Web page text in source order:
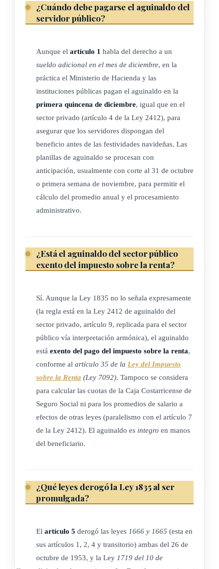
¿Cuándo debe pagarse el aguinaldo del
servidor público?
Aunque el artículo 1 habla del derecho a un
sueldo adicional en el mes de diciembre, en la
práctica el Ministerio de Hacienda y las
instituciones públicas pagan el aguinaldo en la
primera quincena de diciembre, igual que en el
sector privado (artículo 4 de la Ley 2412), para
asegurar que los servidores dispongan del
beneficio antes de las festividades navideñas. Las
planillas de aguinaldo se procesan con
anticipación, usualmente con corte al 31 de octubre
o primera semana de noviembre, para permitir el
cálculo del promedio anual y el procesamiento
administrativo.
¿Está el aguinaldo del sector público
exento del impuesto sobre la renta?
Sí. Aunque la Ley 1835 no lo señala expresamente
(la regla está en la Ley 2412 de aguinaldo del
sector privado, artículo 9, replicada para el sector
público vía interpretación armónica), el aguinaldo
está exento del pago del impuesto sobre la renta,
conforme al artículo 35 de la Ley del Impuesto
sobre la Renta (Ley 7092). Tampoco se considera
para calcular las cuotas de la Caja Costarricense de
Seguro Social ni para los promedios de salario a
efectos de otras leyes (paralelismo con el artículo 7
de la Ley 2412). El aguinaldo es integro en manos
del beneficiario.
¿Qué leyes derogó la Ley 1835 al ser
promulgada?
El artículo 5 derogó las leyes 1666 y 1665 (esta en
sus artículos 1, 2, 4 y transitorio) ambas del 26 de
octubre de 1953, y la Ley 1719 del 10 de